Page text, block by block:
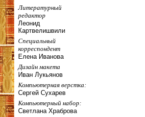
Литературный
редактор
Леонид
Картвелишвили
Специальный
корреспондент
Елена Иванова
Дизайн макета
Иван Лукьянов
Компьютерная верстка:
Сергей Сухарев
Компьютерный набор:
Светлана Храброва